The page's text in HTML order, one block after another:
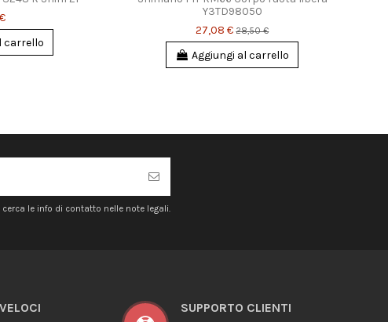
carrello
Y3TD98050
27,08 € 28,50 €
Aggiungi al carrello
le info di contatto nelle note legali.
SUPPORTO CLIENTI